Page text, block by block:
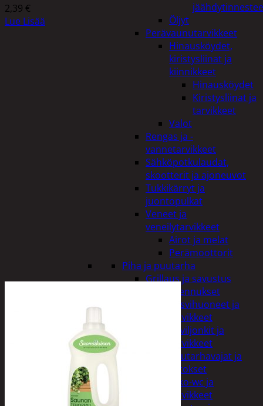
Öljyt
Perävaunutarvikkeet
Hinausköydet,
kiristysliinat ja
kiinnikkeet
Hinausköydet
Kiristysliinat ja
tarvikkeet
Valot
Rengas ja -
vannetarvikkeet
Sähköpotkulaudat,
skootterit ja ajoneuvot
Tukkikärryt ja
juontopulkat
Veneet ja
veneilytarvikkeet
Airot ja melat
Perämoottorit
Piha ja puutarha
Grillaus ja savustus
Piharakennukset
Kasvihuoneet ja
tarvikkeet
Paviljonkit ja
tarvikkeet
Puutarhavajat ja
katokset
Ulko-wc ja
tarvikkeet
2,39 €
Lue Lisää